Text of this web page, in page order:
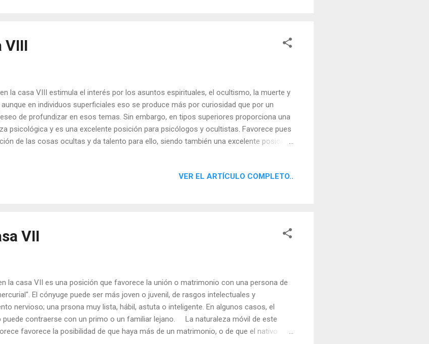
VIII
la casa VIII estimula el interés por los asuntos espirituales, el ocultismo, la muerte y
aunque en individuos superficiales eso se produce más por curiosidad que por un
de profundizar en esos temas. Sin embargo, en tipos superiores proporciona una
psicológica y es una excelente posición para psicólogos y ocultistas. Favorece pues
de las cosas ocultas y da talento para ello, siendo también una excelente posición
atracción por el estudio de la historia y de las civilizaciones antiguas, y tienen
VER EL ARTÍCULO COMPLETO..
VII
la casa VII es una posición que favorece la unión o matrimonio con una persona de
El cónyuge puede ser más joven o juvenil, de rasgos intelectuales y
nervioso; una prsona muy lista, hábil, astuta o inteligente. En algunos casos, el
puede contraerse con un primo o un familiar lejano. La naturaleza móvil de este
favorece la posibilidad de que haya más de un matrimonio, o de que el nativo